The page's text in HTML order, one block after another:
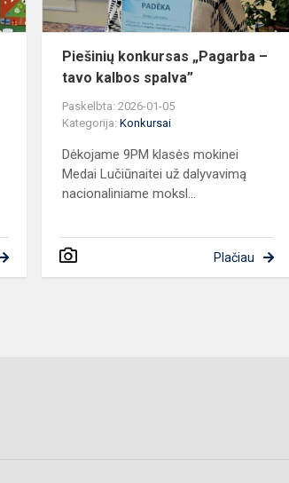
Piešinių konkursas „Pagarba –
tavo kalbos spalva”
Paskelbta: 2026-01-05
Kategorija:Konkursai
Dėkojame 9PM klasės mokinei
Medai Lučiūnaitei už dalyvavimą
nacionaliniame moksl...
Plačiau